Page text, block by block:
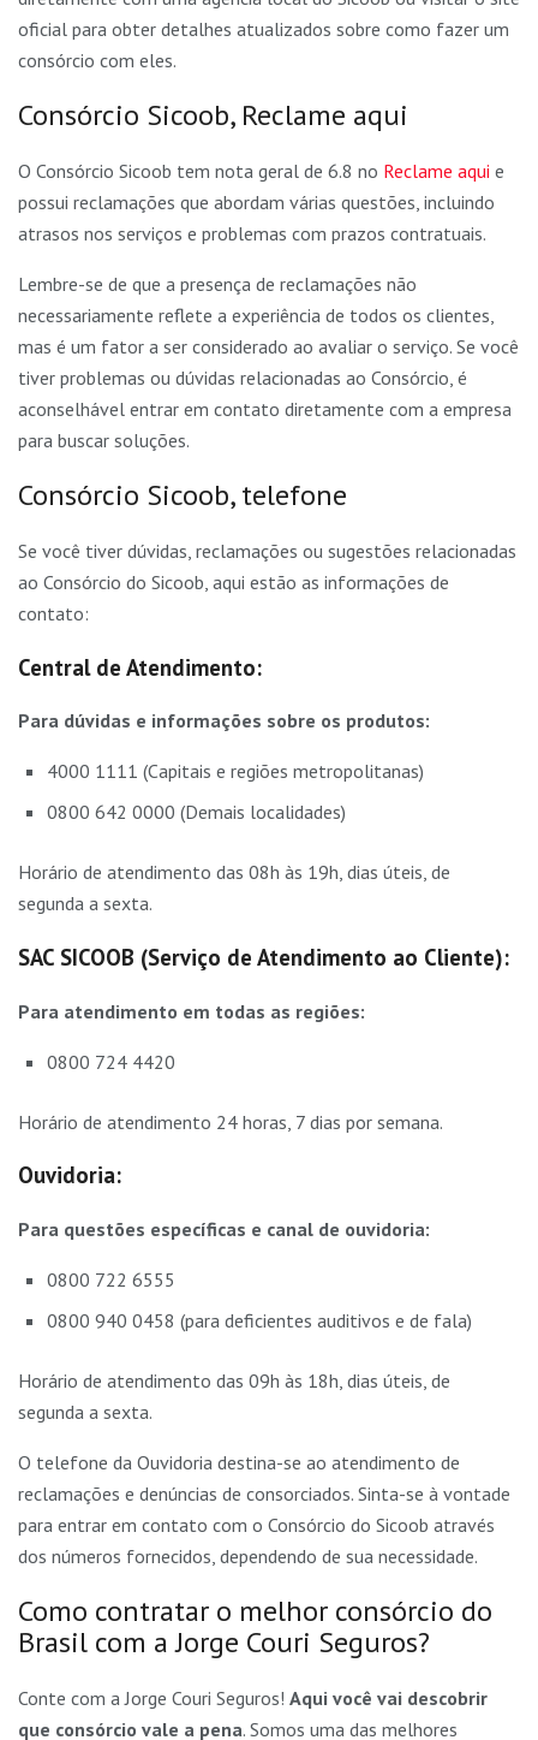
oficial para obter detalhes atualizados sobre como fazer um
consórcio com eles.
Consórcio Sicoob, Reclame aqui
O Consórcio Sicoob tem nota geral de 6.8 no Reclame aqui e
possui reclamações que abordam várias questões, incluindo
atrasos nos serviços e problemas com prazos contratuais.
Lembre-se de que a presença de reclamações não
necessariamente reflete a experiência de todos os clientes,
mas é um fator a ser considerado ao avaliar o serviço. Se você
tiver problemas ou dúvidas relacionadas ao Consórcio, é
aconselhável entrar em contato diretamente com a empresa
para buscar soluções.
Consórcio Sicoob, telefone
Se você tiver dúvidas, reclamações ou sugestões relacionadas
ao Consórcio do Sicoob, aqui estão as informações de
contato:
Central de Atendimento:
Para dúvidas e informações sobre os produtos:
4000 1111 (Capitais e regiões metropolitanas)
0800 642 0000 (Demais localidades)
Horário de atendimento das 08h às 19h, dias úteis, de
segunda a sexta.
SAC SICOOB (Serviço de Atendimento ao Cliente):
Para atendimento em todas as regiões:
0800 724 4420
Horário de atendimento 24 horas, 7 dias por semana.
Ouvidoria:
Para questões específicas e canal de ouvidoria:
0800 722 6555
0800 940 0458 (para deficientes auditivos e de fala)
Horário de atendimento das 09h às 18h, dias úteis, de
segunda a sexta.
O telefone da Ouvidoria destina-se ao atendimento de
reclamações e denúncias de consorciados. Sinta-se à vontade
para entrar em contato com o Consórcio do Sicoob através
dos números fornecidos, dependendo de sua necessidade.
Como contratar o melhor consórcio do
Brasil com a Jorge Couri Seguros?
Conte com a Jorge Couri Seguros! Aqui você vai descobrir
que consórcio vale a pena. Somos uma das melhores